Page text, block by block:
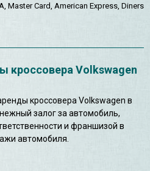
Master Card, American Express, Diners
кроссовера Volkswagen
кроссовера Volkswagen в
залог за автомобиль,
и франшизой в
автомобиля.